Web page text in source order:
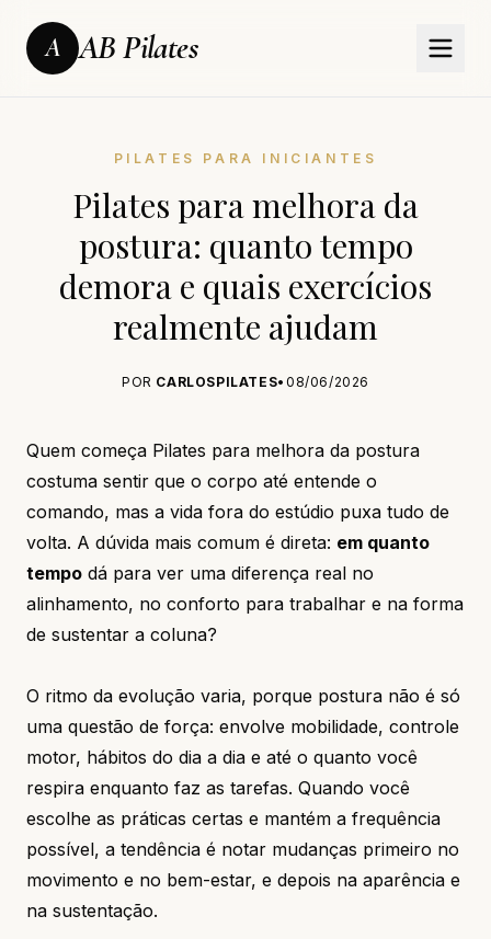
A AB Pilates
PILATES PARA INICIANTES
Pilates para melhora da
postura: quanto tempo
demora e quais exercícios
realmente ajudam
POR CARLOSPILATES• 08/06/2026
Quem começa Pilates para melhora da postura
costuma sentir que o corpo até entende o
comando, mas a vida fora do estúdio puxa tudo de
volta. A dúvida mais comum é direta: em quanto
tempo dá para ver uma diferença real no
alinhamento, no conforto para trabalhar e na forma
de sustentar a coluna?
O ritmo da evolução varia, porque postura não é só
uma questão de força: envolve mobilidade, controle
motor, hábitos do dia a dia e até o quanto você
respira enquanto faz as tarefas. Quando você
escolhe as práticas certas e mantém a frequência
possível, a tendência é notar mudanças primeiro no
movimento e no bem-estar, e depois na aparência e
na sustentação.